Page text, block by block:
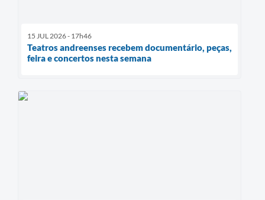
15 JUL 2026 - 17h46
Teatros andreenses recebem documentário, peças,
feira e concertos nesta semana